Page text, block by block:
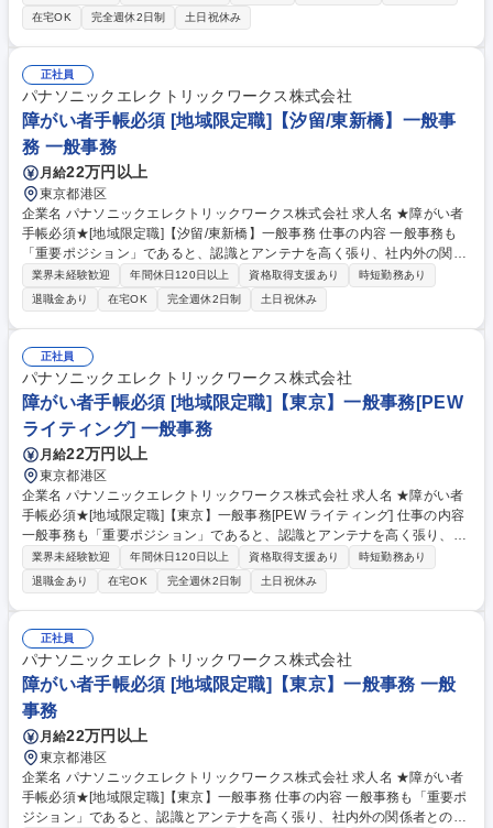
度改定などのコア業務にも挑戦できる、やりがいある環境です。 ■勤怠管
理、給与計算、社会保険手続き、年末調整等の労務管理全般 ■入退社手続
き、社内規定の改定や人事制度改定などのコア業務 ■社内イベントの企画
運営やその他総務業務全般 ※労務と総務を1：1の割合でお任せ。 入社後
は部内のOJTを中心に、あなたの経験に合わせて不足している部分はいつ
でも質問・相談できる環境が整っているため、安心して成長できます。 募
集職種 【森ビルG】人事・総務◆賞与5ヶ月◆年休120日◆残業少なめ◆
リモート可
在宅OK
完全週休2日制 土日祝休み
正社員
パナソニックエレクトリックワークス株式会社
障がい者手帳必須 [地域限定職]【汐留/東新橋】一般事
務 一般事務
月給22万円以上
東京都港区
企業名 パナソニックエレクトリックワークス株式会社 求人名 ★障がい者
手帳必須★[地域限定職]【汐留/東新橋】一般事務 仕事の内容 一般事務も
「重要ポジション」であると、認識とアンテナを高く張り、社内外の関係
者とのコミュニケーションを密に取って各種業務推進いただきます。 【具
体的な仕事内容】 直轄部門事務として専門性を活かした一般事務(庶務含
む)全般をお任せします。各種資料作成、各種会議(WEB含む)の実施調整と
当日設営および運営、備品発注、伝票処理、自部門の予算管理、電話応対
等、幅広い業務をご担当いただきます。 募集職種 ★障がい者手帳必須★
[地域限定職]【汐留/東新橋】一般事務
業界未経験歓迎 年間休日120日以上 資格取得支援あり
時短勤務あり
退職金あり
在宅OK 完全週休2日制 土日祝休み
正社員
パナソニックエレクトリックワークス株式会社
障がい者手帳必須 [地域限定職]【東京】一般事務[PEW
ライティング] 一般事務
月給22万円以上
東京都港区
企業名 パナソニックエレクトリックワークス株式会社 求人名 ★障がい者
手帳必須★[地域限定職]【東京】一般事務[PEW ライティング] 仕事の内容
一般事務も「重要ポジション」であると、認識とアンテナを高く張り、社
内外の関係者とのコミュニケーションを密に取って各種業務推進いただき
ます。 【具体的な仕事内容】 一般事務（庶務含む）全般をお任せしま
す。 各種資料作成、各種会議（WEB含む）の実施調整と当日設営および
運営、備品発注、伝票処理、自部門の予算管理、電話応対等、幅広い業務
をご担当いただきます。 募集職種 ★障がい者手帳必須★[地域限定職]【東
京】一般事務[PEW ライティング]
業界未経験歓迎 年間休日120日以上 資格取得支援あり
時短勤務あり
退職金あり
在宅OK 完全週休2日制 土日祝休み
正社員
パナソニックエレクトリックワークス株式会社
障がい者手帳必須 [地域限定職]【東京】一般事務 一般
事務
月給22万円以上
東京都港区
企業名 パナソニックエレクトリックワークス株式会社 求人名 ★障がい者
手帳必須★[地域限定職]【東京】一般事務 仕事の内容 一般事務も「重要ポ
ジション」であると、認識とアンテナを高く張り、社内外の関係者とのコ